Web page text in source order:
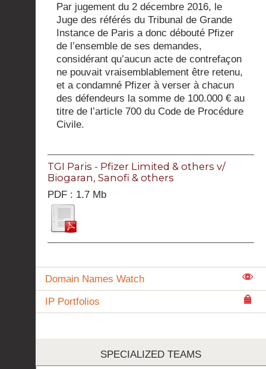
Par jugement du 2 décembre 2016, le
Juge des référés du Tribunal de Grande
Instance de Paris a donc débouté Pfizer
de l’ensemble de ses demandes,
considérant qu’aucun acte de contrefaçon
ne pouvait vraisemblablement être retenu,
et a condamné Pfizer à verser à chacun
des défendeurs la somme de 100.000 € au
titre de l’article 700 du Code de Procédure
Civile.
TGI Paris - Pfizer Limited & others v/
Biogaran, Sanofi & others
PDF : 1.7 Mb
Domain Names Watch
IP Portfolios
SPECIALIZED TEAMS